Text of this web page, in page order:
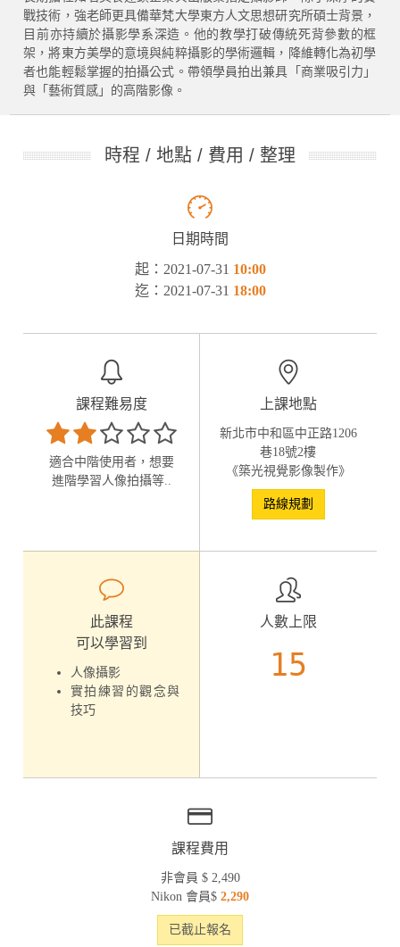
戰技術，強老師更具備華梵大學東方人文思想研究所碩士背景，
目前亦持續於攝影學系深造。他的教學打破傳統死背參數的框
架，將東方美學的意境與純粹攝影的學術邏輯，降維轉化為初學
者也能輕鬆掌握的拍攝公式。帶領學員拍出兼具「商業吸引力」
與「藝術質感」的高階影像。
時程 / 地點 / 費用 / 整理
日期時間
起：2021-07-31 10:00
迄：2021-07-31 18:00
課程難易度
適合中階使用者，想要
進階學習人像拍攝等..
上課地點
新北市中和區中正路1206
巷18號2樓
《築光視覺影像製作》
路線規劃
此課程
可以學習到
人像攝影
實拍練習的觀念與
技巧
人數上限
15
課程費用
非會員 $ 2,490
Nikon 會員$ 2,290
已截止報名